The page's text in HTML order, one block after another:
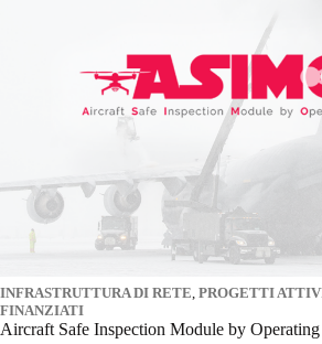
INFRASTRUTTURA DI RETE PROGETTI
FINANZIATI
Aircraft Safe Inspection Module by